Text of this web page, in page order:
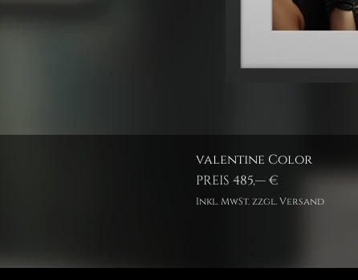
valentine Color
PREIS 485,— €
Inkl. MwSt. zzgl. Versand